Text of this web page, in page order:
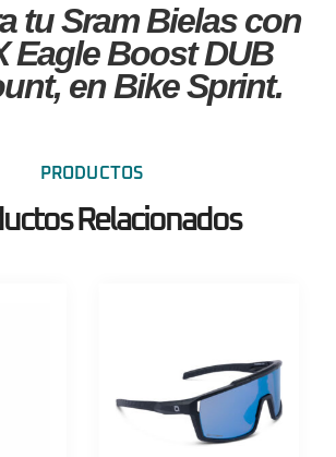
tu Sram Bielas con
Eagle Boost DUB
,en Bike Sprint.
PRODUCTOS
Relacionados